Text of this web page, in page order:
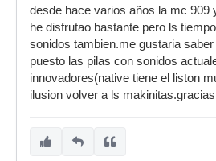
desde hace varios años la mc 909
he disfrutao bastante pero ls
sonidos tambien.me gustaria
puesto las pilas con sonidos
innovadores(native tiene el liston
ilusion volver a ls makinitas.gracias